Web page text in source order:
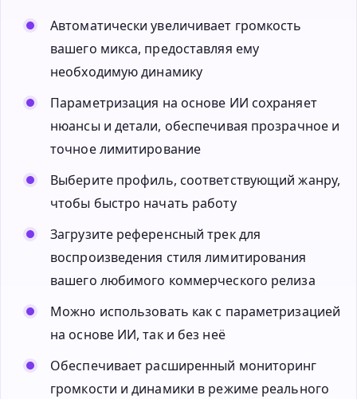
Автоматически увеличивает громкость
вашего микса, предоставляя ему
необходимую динамику
Параметризация на основе ИИ сохраняет
нюансы и детали, обеспечивая прозрачное и
точное лимитирование
Выберите профиль, соответствующий жанру,
чтобы быстро начать работу
Загрузите референсный трек для
воспроизведения стиля лимитирования
вашего любимого коммерческого релиза
Можно использовать как с параметризацией
на основе ИИ, так и без неё
Обеспечивает расширенный мониторинг
громкости и динамики в режиме реального